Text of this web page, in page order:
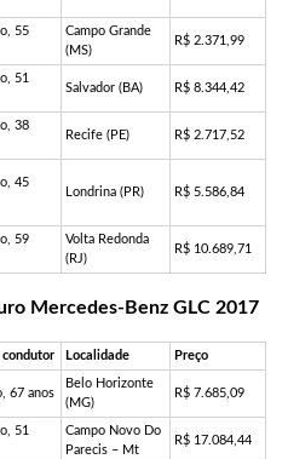
55
Campo Grande
(MS)
R$ 2.371,99
51
Salvador (BA) R$ 8.344,42
38
Recife (PE) R$ 2.717,52
45
Londrina (PR) R$ 5.586,84
59
Volta Redonda
(RJ)
R$ 10.689,71
Mercedes-Benz GLC 2017
condutor Localidade Preço
67 anos
Belo Horizonte
(MG)
R$ 7.685,09
51
Campo Novo Do
Parecis – Mt
R$ 17.084,44